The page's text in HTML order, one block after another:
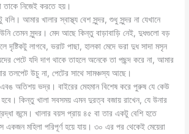
তাকে নিজেই করতে হয়।
আমার খালার স্বাস্থ্য বেশ সুন্দর, শুধু সুন্দর না যেখানে
তেমন সুন্দর। মেদ আছে কিন্তু বাড়াবাড়ি নেই, দুধগুলো বড়
দৃষ্টিকটু লাগবে, ভরাট পাছা, হালকা মেদে ভরা দুধ সাদা মসৃন
পেটে যদি দাগ থাকে তাহলে অনেকে তা পছন্দ করে না, আমার
তলপেট উচু না, পেটের সাথে সামঞ্চস্য আছে।
অতিশয় ভদ্র। বাইরের মেহমান বিশেষ করে পুরুষ যে কেউ
কিন্তু খালা সবসময় এমন দুরত্ব বজায় রাখেন, যে উনার
জন্মে। খালার বয়স প্রায় ৪৫ বা তার একটু বেশি হতে
একজন মহিলা পরিপূর্ণ হয়ে যায়। ৩০ এর পর থেকেই মেয়েরা